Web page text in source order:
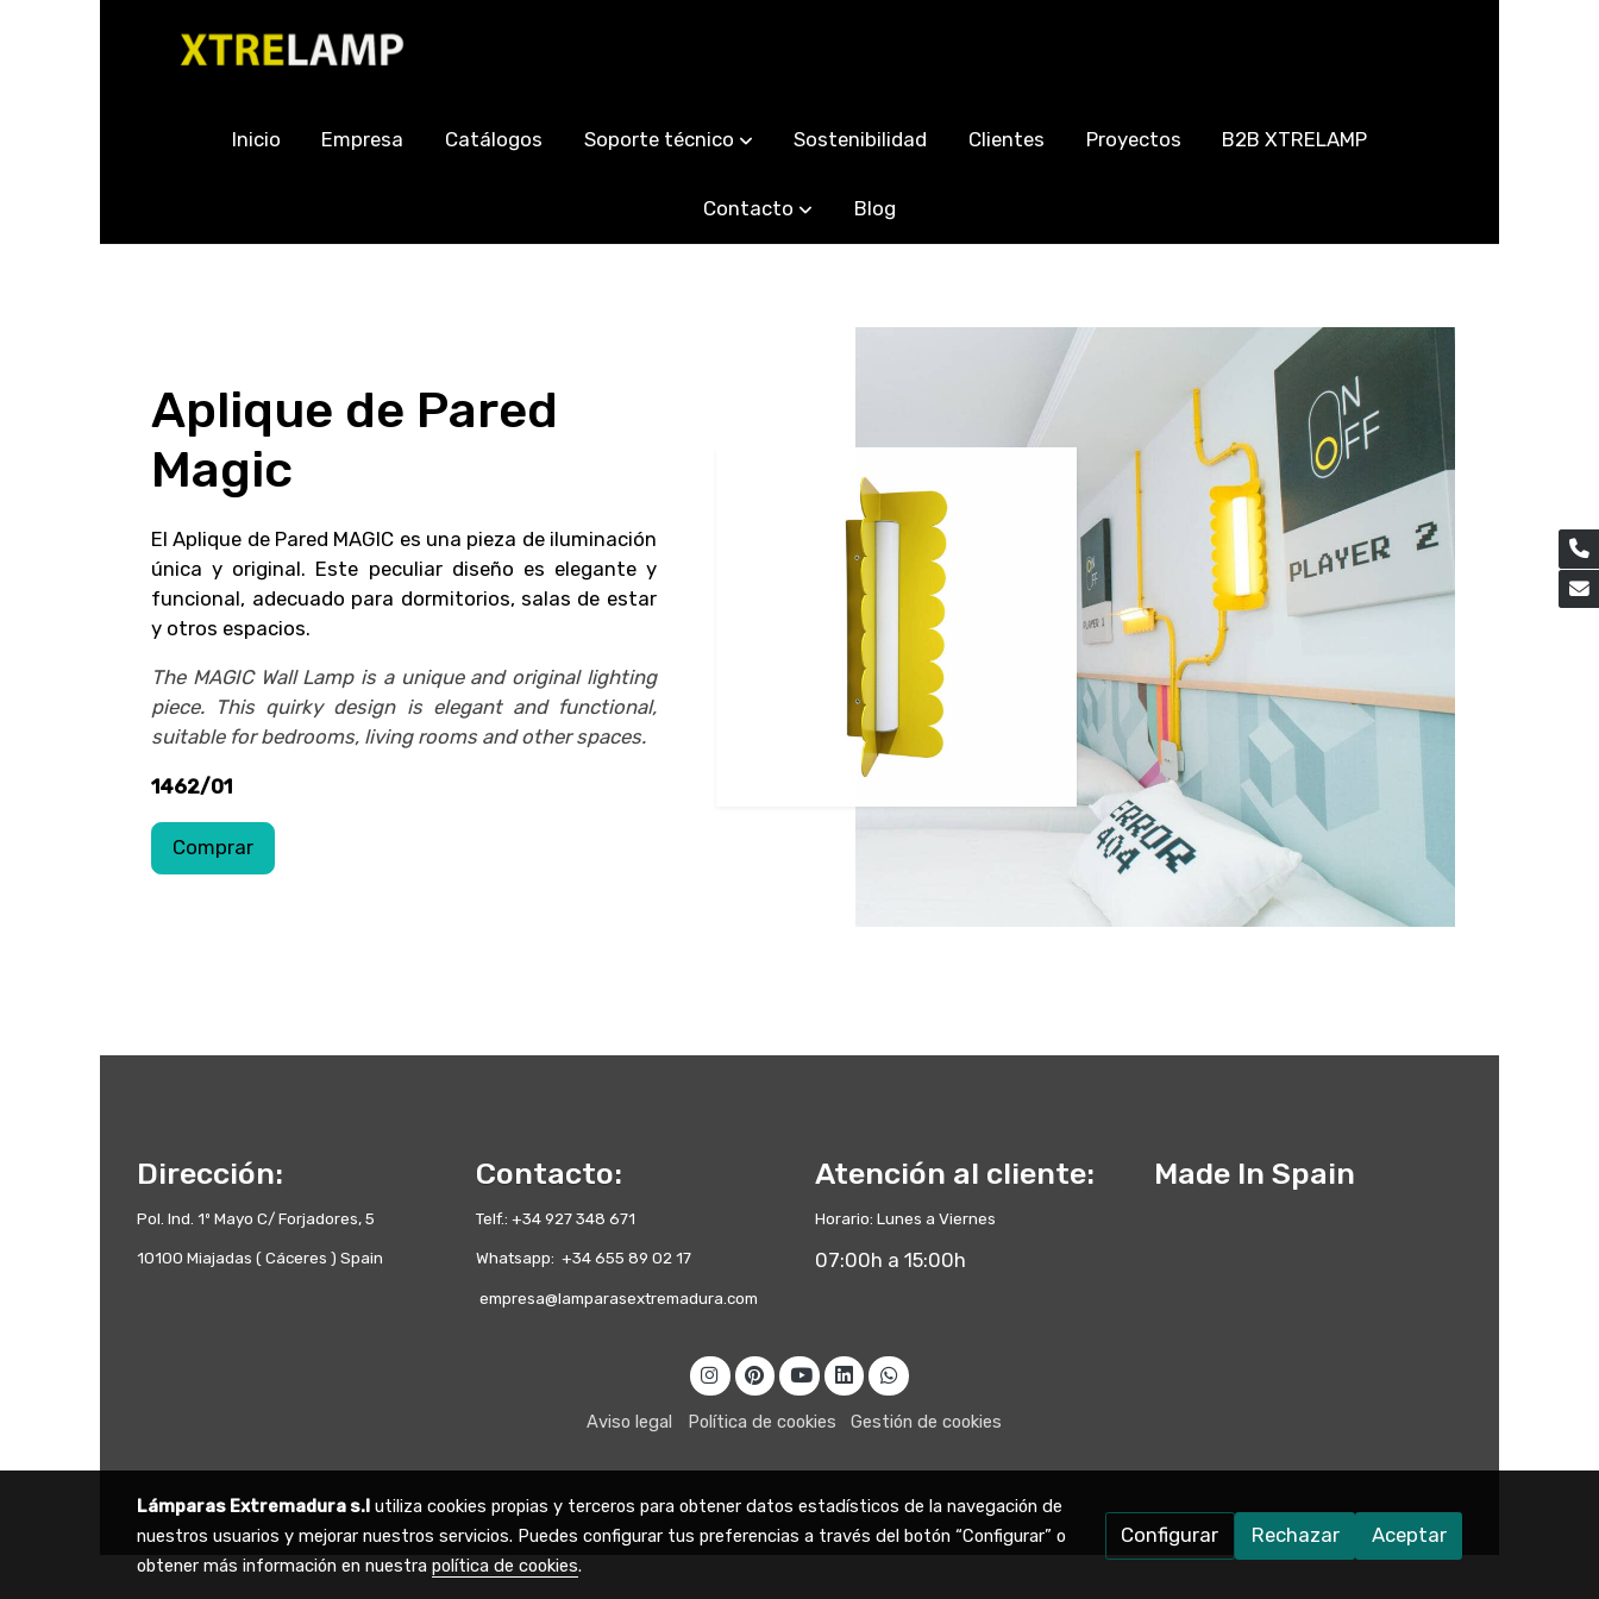
Inicio Empresa Catálogos Soporte técnico Sostenibilidad Clientes Proyectos B2B XTRELAMP
Contacto Blog
Aplique de Pared
Magic
El Aplique de Pared MAGIC es una pieza de iluminación
única y original. Este peculiar diseño es elegante y
funcional, adecuado para dormitorios, salas de estar
y otros espacios.
The MAGIC Wall Lamp is a unique and original lighting
piece. This quirky design is elegant and functional,
suitable for bedrooms, living rooms and other spaces.
1462/01
Comprar
Dirección:
Pol. Ind. 1º Mayo C/ Forjadores, 5
10100 Miajadas ( Cáceres ) Spain
Contacto:
Telf.: +34 927 348 671
Whatsapp: +34 655 89 02 17
empresa@lamparasextremadura.com
Atención al cliente:
Horario: Lunes a Viernes
07:00h a 15:00h
Made In Spain
Aviso legal Política de cookies Gestión de cookies
Lámparas Extremadura s.lutiliza cookies propias y terceros para obtener datos estadísticos de la navegación de
nuestros usuarios y mejorar nuestros servicios. Puedes configurar tus preferencias a través del botón “Configurar” o
obtener más información en nuestra política de cookies.
Configurar Rechazar Aceptar